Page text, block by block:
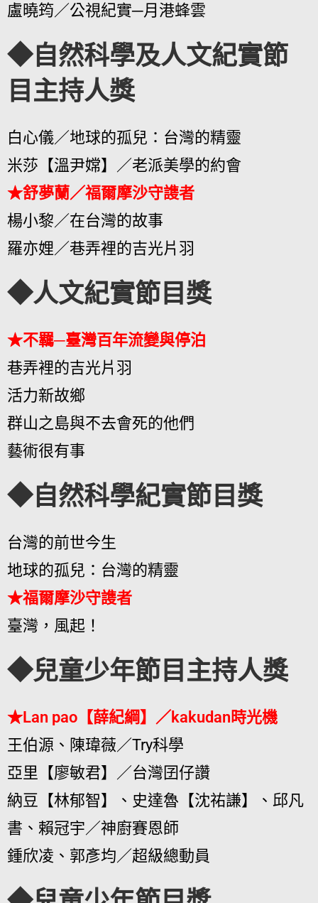
盧曉筠／公視紀實─月港蜂雲
◆自然科學及人文紀實節
目主持人獎
白心儀／地球的孤兒：台灣的精靈
米莎【溫尹嫦】／老派美學的約會
★舒夢蘭／福爾摩沙守謢者
楊小黎／在台灣的故事
羅亦娌／巷弄裡的吉光片羽
◆人文紀實節目獎
★不羈─臺灣百年流變與停泊
巷弄裡的吉光片羽
活力新故鄉
群山之島與不去會死的他們
藝術很有事
◆自然科學紀實節目獎
台灣的前世今生
地球的孤兒：台灣的精靈
★福爾摩沙守謢者
臺灣，風起！
◆兒童少年節目主持人獎
★Lan pao【薛紀綱】／kakudan時光機
王伯源、陳瑋薇／Try科學
亞里【廖敏君】／台灣囝仔讚
納豆【林郁智】、史達魯【沈祐謙】、邱凡
書、賴冠宇／神廚賽恩師
鍾欣凌、郭彥均／超級總動員